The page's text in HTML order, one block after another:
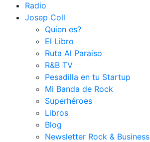
Radio
Josep Coll
Quien es?
El Libro
Ruta Al Paraiso
R&B TV
Pesadilla en tu Startup
Mi Banda de Rock
Superhéroes
Libros
Blog
Newsletter Rock & Business